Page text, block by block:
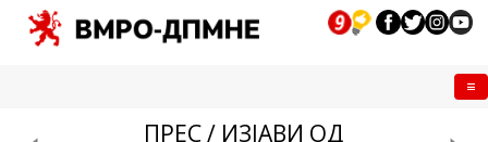
ПРЕС / ИЗЈАВИ ОД